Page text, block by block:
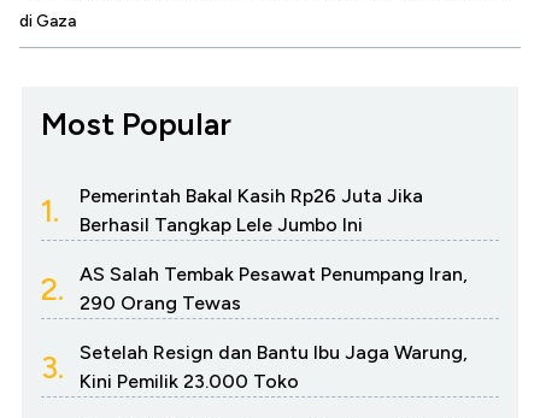
di Gaza
Most Popular
1.
Pemerintah Bakal Kasih Rp26 Juta Jika
Berhasil Tangkap Lele Jumbo Ini
2.
AS Salah Tembak Pesawat Penumpang Iran,
290 Orang Tewas
3.
Setelah Resign dan Bantu Ibu Jaga Warung,
Kini Pemilik 23.000 Toko